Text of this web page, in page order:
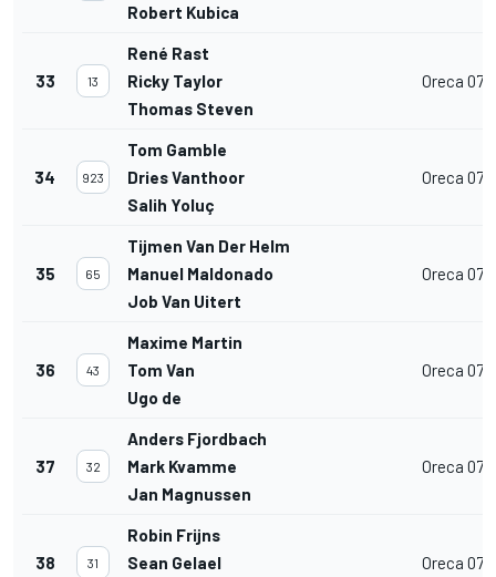
Robert Kubica
33 13
René Rast
Ricky Taylor
Thomas Steven
Oreca 07
34 923
Tom Gamble
Dries Vanthoor
Salih Yoluç
Oreca 07
35 65
Tijmen Van Der Helm
Manuel Maldonado
Job Van Uitert
Oreca 07
36 43
Maxime Martin
Tom Van
Ugo de
Oreca 07
37 32
Anders Fjordbach
Mark Kvamme
Jan Magnussen
Oreca 07
38 31
Robin Frijns
Sean Gelael
Oreca 07